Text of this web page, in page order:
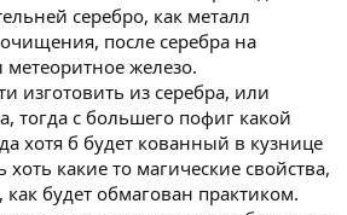
серебро, как металл
после серебра на
железо.
изготовить из серебра, или
тогда с большего пофиг какой
хотя б будет кованный в кузнице
какие то магические свойства,
будет обмагован практиком.